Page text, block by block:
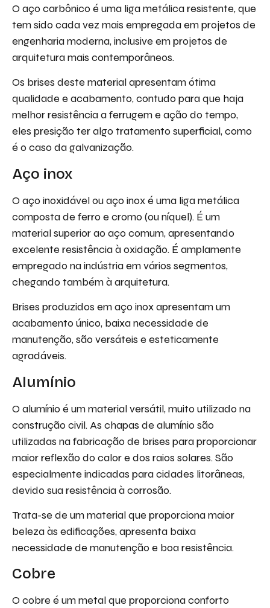
O aço carbônico é uma liga metálica resistente, que
tem sido cada vez mais empregada em projetos de
engenharia moderna, inclusive em projetos de
arquitetura mais contemporâneos.
Os brises deste material apresentam ótima
qualidade e acabamento, contudo para que haja
melhor resistência a ferrugem e ação do tempo,
eles presição ter algo tratamento superficial, como
é o caso da galvanização.
Aço inox
O aço inoxidável ou aço inox é uma liga metálica
composta de ferro e cromo (ou níquel). É um
material superior ao aço comum, apresentando
excelente resistência à oxidação. É amplamente
empregado na indústria em vários segmentos,
chegando também à arquitetura.
Brises produzidos em aço inox apresentam um
acabamento único, baixa necessidade de
manutenção, são versáteis e esteticamente
agradáveis.
Alumínio
O alumínio é um material versátil, muito utilizado na
construção civil. As chapas de alumínio são
utilizadas na fabricação de brises para proporcionar
maior reflexão do calor e dos raios solares. São
especialmente indicadas para cidades litorâneas,
devido sua resistência à corrosão.
Trata-se de um material que proporciona maior
beleza às edificações, apresenta baixa
necessidade de manutenção e boa resistência.
Cobre
O cobre é um metal que proporciona conforto